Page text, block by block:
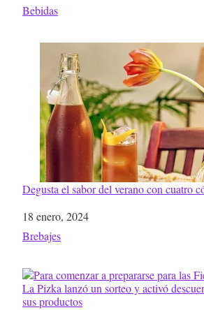
Respecto a
Bebidas
Degusta el sabor del verano con cuatro
Fecha
18 enero, 2024
Respecto a
Brebajes